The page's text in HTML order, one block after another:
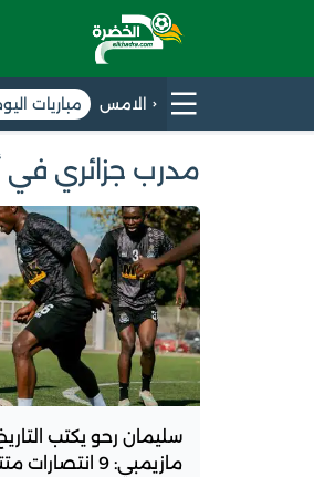
الامس مباريات
مدرب جزائري في
سليمان رحو يكتب
مازيمبي: 9 انتصارات